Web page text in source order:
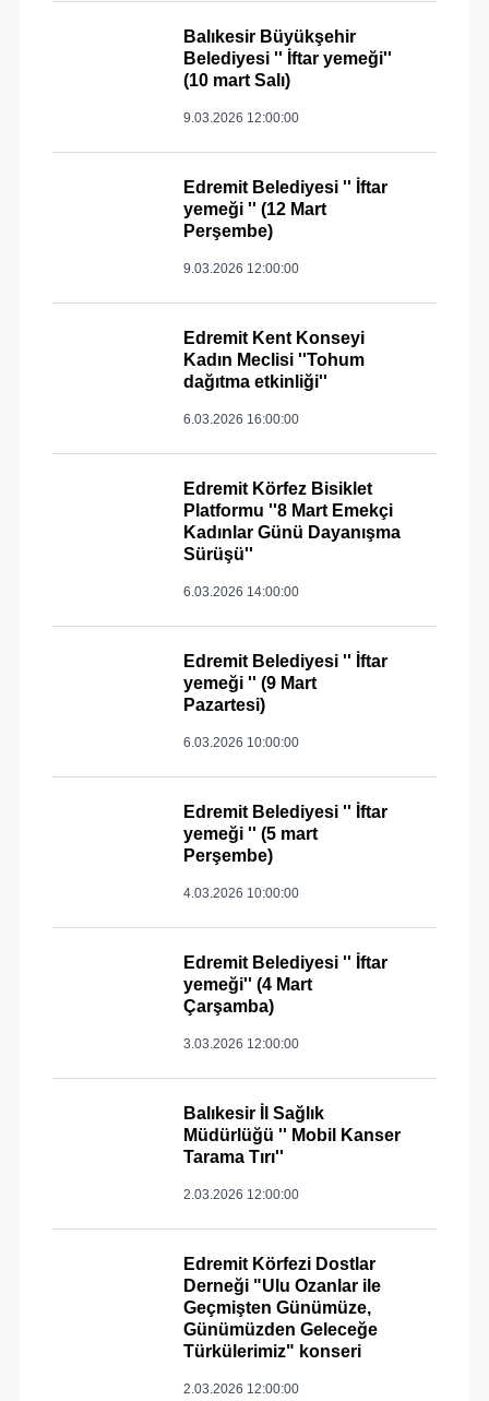
Balıkesir Büyükşehir
Belediyesi '' İftar yemeği''
(10 mart Salı)
9.03.2026 12:00:00
Edremit Belediyesi '' İftar
yemeği '' (12 Mart
Perşembe)
9.03.2026 12:00:00
Edremit Kent Konseyi
Kadın Meclisi ''Tohum
dağıtma etkinliği''
6.03.2026 16:00:00
Edremit Körfez Bisiklet
Platformu ''8 Mart Emekçi
Kadınlar Günü Dayanışma
Sürüşü''
6.03.2026 14:00:00
Edremit Belediyesi '' İftar
yemeği '' (9 Mart
Pazartesi)
6.03.2026 10:00:00
Edremit Belediyesi '' İftar
yemeği '' (5 mart
Perşembe)
4.03.2026 10:00:00
Edremit Belediyesi '' İftar
yemeği'' (4 Mart
Çarşamba)
3.03.2026 12:00:00
Balıkesir İl Sağlık
Müdürlüğü '' Mobil Kanser
Tarama Tırı''
2.03.2026 12:00:00
Edremit Körfezi Dostlar
Derneği "Ulu Ozanlar ile
Geçmişten Günümüze,
Günümüzden Geleceğe
Türkülerimiz" konseri
2.03.2026 12:00:00